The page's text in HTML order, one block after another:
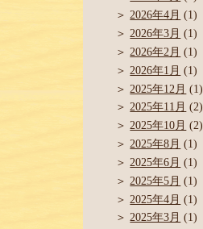
2026年4月 (1)
2026年3月 (1)
2026年2月 (1)
2026年1月 (1)
2025年12月 (1)
2025年11月 (2)
2025年10月 (2)
2025年8月 (1)
2025年6月 (1)
2025年5月 (1)
2025年4月 (1)
2025年3月 (1)